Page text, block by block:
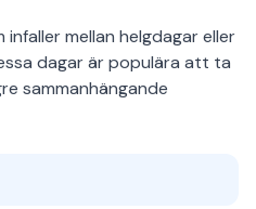
mellan helgdagar eller
dagar är populära att ta
sammanhängande